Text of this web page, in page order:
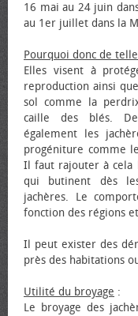
16 mai au 24 juin
au 1er juillet dans la
Pourquoi donc de
Elles visent à
reproduction ainsi
sol comme la
caille des blés.
également les
progéniture comme
Il faut rajouter à cela
qui butinent dès
jachères. Le
fonction des régions
Il peut exister des
près des habitations
Utilité du broyage :
Le broyage des